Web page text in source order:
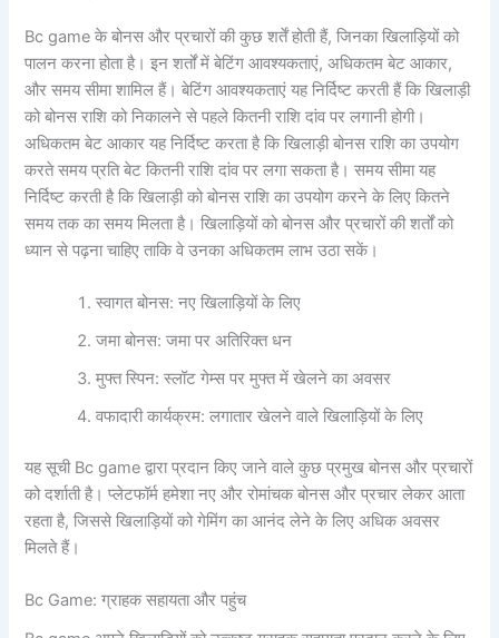
Bc game के बोनस और प्रचारों की कुछ शर्तें होती हैं, जिनका खिलाड़ियों को
पालन करना होता है। इन शर्तों में बेटिंग आवश्यकताएं, अधिकतम बेट आकार,
और समय सीमा शामिल हैं। बेटिंग आवश्यकताएं यह निर्दिष्ट करती हैं कि खिलाड़ी
को बोनस राशि को निकालने से पहले कितनी राशि दांव पर लगानी होगी।
अधिकतम बेट आकार यह निर्दिष्ट करता है कि खिलाड़ी बोनस राशि का उपयोग
करते समय प्रति बेट कितनी राशि दांव पर लगा सकता है। समय सीमा यह
निर्दिष्ट करती है कि खिलाड़ी को बोनस राशि का उपयोग करने के लिए कितने
समय तक का समय मिलता है। खिलाड़ियों को बोनस और प्रचारों की शर्तों को
ध्यान से पढ़ना चाहिए ताकि वे उनका अधिकतम लाभ उठा सकें।
स्वागत बोनस: नए खिलाड़ियों के लिए
जमा बोनस: जमा पर अतिरिक्त धन
मुफ्त स्पिन: स्लॉट गेम्स पर मुफ्त में खेलने का अवसर
वफादारी कार्यक्रम: लगातार खेलने वाले खिलाड़ियों के लिए
यह सूची Bc game द्वारा प्रदान किए जाने वाले कुछ प्रमुख बोनस और प्रचारों
को दर्शाती है। प्लेटफॉर्म हमेशा नए और रोमांचक बोनस और प्रचार लेकर आता
रहता है, जिससे खिलाड़ियों को गेमिंग का आनंद लेने के लिए अधिक अवसर
मिलते हैं।
Bc Game: ग्राहक सहायता और पहुंच